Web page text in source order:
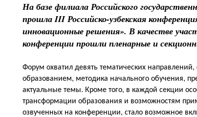
На базе филиала Российского
прошла III Российско-узбекская
инновационные решения». В качестве
конференции прошли пленарные и
Форум охватил девять тематических
образованием, методика начального обучения,
актуальные темы. Кроме того, в каждой секции
трансформации образования и возможностям
озвученных на конференции, стало возможное